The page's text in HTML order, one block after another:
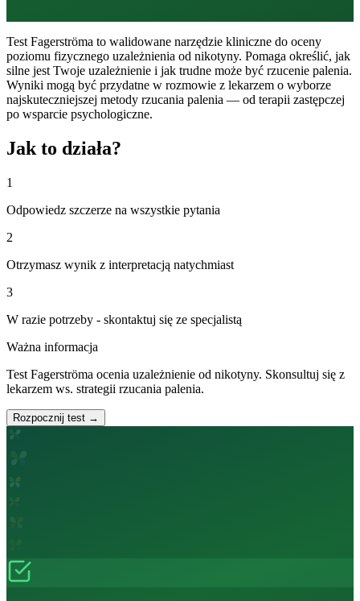
Test Fagerströma to walidowane narzędzie kliniczne do oceny
poziomu fizycznego uzależnienia od nikotyny. Pomaga określić, jak
silne jest Twoje uzależnienie i jak trudne może być rzucenie palenia.
Wyniki mogą być przydatne w rozmowie z lekarzem o wyborze
najskuteczniejszej metody rzucania palenia — od terapii zastępczej
po wsparcie psychologiczne.
Jak to działa?
1
Odpowiedz szczerze na wszystkie pytania
2
Otrzymasz wynik z interpretacją natychmiast
3
W razie potrzeby - skontaktuj się ze specjalistą
Ważna informacja
Test Fagerströma ocenia uzależnienie od nikotyny. Skonsultuj się z
lekarzem ws. strategii rzucania palenia.
Rozpocznij test →